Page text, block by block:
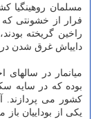
راخین گریخته
دایی‎اش غرق شدن در رودی پر آب در مرز بنگلادش بود.
میانمار در
بوده که در سایه
کشور می پردازند.
یکی از بوداییان